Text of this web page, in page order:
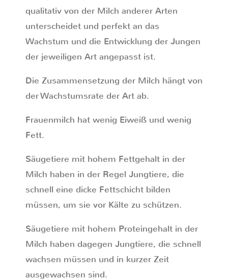
qualitativ von der Milch anderer Arten
unterscheidet und perfekt an das
Wachstum und die Entwicklung der Jungen
der jeweiligen Art angepasst ist.
Die Zusammensetzung der Milch hängt von
der Wachstumsrate der Art ab.
Frauenmilch hat wenig Eiweiß und wenig
Fett.
Säugetiere mit hohem Fettgehalt in der
Milch haben in der Regel Jungtiere, die
schnell eine dicke Fettschicht bilden
müssen, um sie vor Kälte zu schützen.
Säugetiere mit hohem Proteingehalt in der
Milch haben dagegen Jungtiere, die schnell
wachsen müssen und in kurzer Zeit
ausgewachsen sind.